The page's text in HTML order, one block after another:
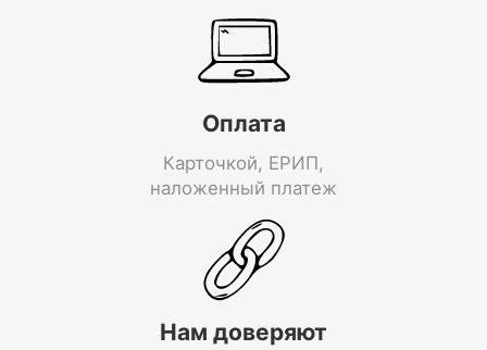
Оплата
Карточкой, ЕРИП,
наложенный платеж
Нам доверяют